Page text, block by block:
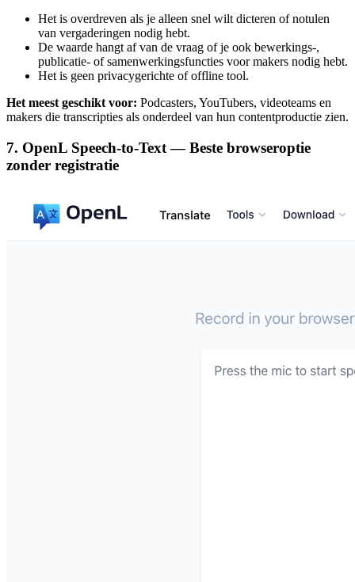
Het is overdreven als je alleen snel wilt dicteren of notulen
van vergaderingen nodig hebt.
De waarde hangt af van de vraag of je ook bewerkings-,
publicatie- of samenwerkingsfuncties voor makers nodig hebt.
Het is geen privacygerichte of offline tool.
Het meest geschikt voor: Podcasters, YouTubers, videoteams en
makers die transcripties als onderdeel van hun contentproductie zien.
7. OpenL Speech-to-Text — Beste browseroptie
zonder registratie